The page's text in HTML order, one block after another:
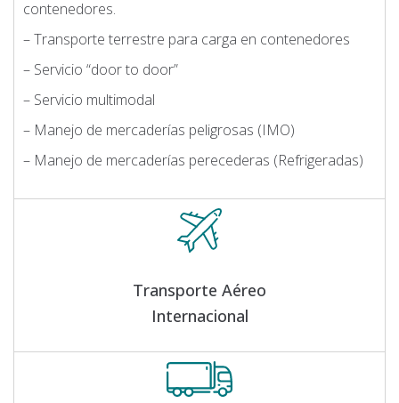
contenedores.
– Transporte terrestre para carga en contenedores
– Servicio “door to door”
– Servicio multimodal
– Manejo de mercaderías peligrosas (IMO)
– Manejo de mercaderías perecederas (Refrigeradas)
Transporte Aéreo
Internacional